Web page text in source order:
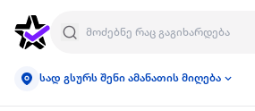
სად გსურს შენი ამანათის მიღება